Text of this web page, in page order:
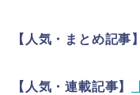
【人気・まとめ記事】
【人気・連載記事】